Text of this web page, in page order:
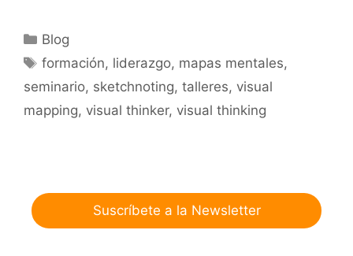
Categorías
Blog
Etiquetas
formación, liderazgo, mapas mentales,
seminario, sketchnoting, talleres, visual
mapping, visual thinker, visual thinking
Suscríbete a la Newsletter